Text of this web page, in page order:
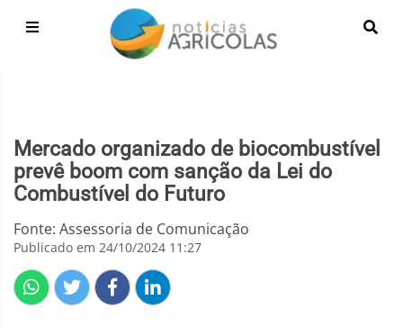
Mercado organizado de biocombustível
prevê boom com sanção da Lei do
Combustível do Futuro
Fonte: Assessoria de Comunicação
Publicado em 24/10/2024 11:27